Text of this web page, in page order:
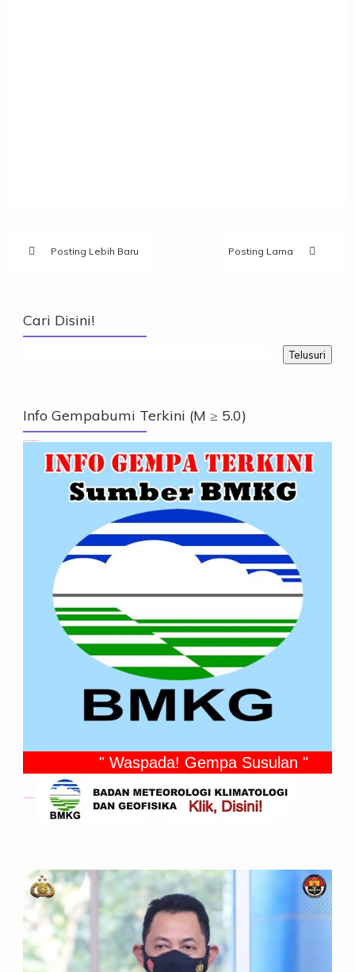
Posting Lebih Baru Posting Lama
Cari Disini!
Info Gempabumi Terkini (M ≥ 5.0)
" Waspada! Gempa Susulan "